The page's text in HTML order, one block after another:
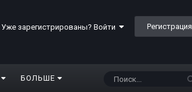
Уже зарегистрированы? Войти Регистрация
БОЛЬШЕ